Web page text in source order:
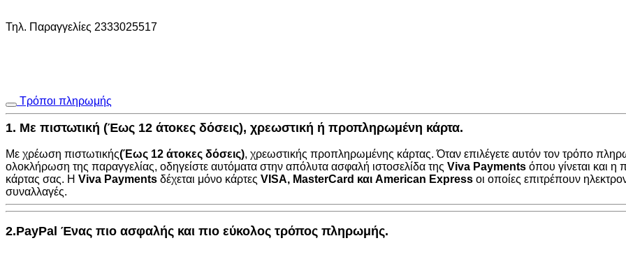
Τηλ. Παραγγελίες 2333025517
Τρόποι πληρωμής
1. Με πιστωτική (Έως 12 άτοκες δόσεις), χρεωστική ή προπληρωμένη κάρτα.
Με χρέωση πιστωτικής(Έως 12 άτοκες δόσεις), χρεωστικής προπληρωμένης κάρτας. Όταν επιλέγετε αυτόν τον τρόπο
ολοκλήρωση της παραγγελίας, οδηγείστε αυτόματα στην απόλυτα ασφαλή ιστοσελίδα της Viva Payments όπου γίνεται και
κάρτας σας. Η Viva Payments δέχεται μόνο κάρτες VISA, MasterCard και American Express οι οποίες επιτρέπουν
συναλλαγές.
2.PayPal Ένας πιο ασφαλής και πιο εύκολος τρόπος πληρωμής.